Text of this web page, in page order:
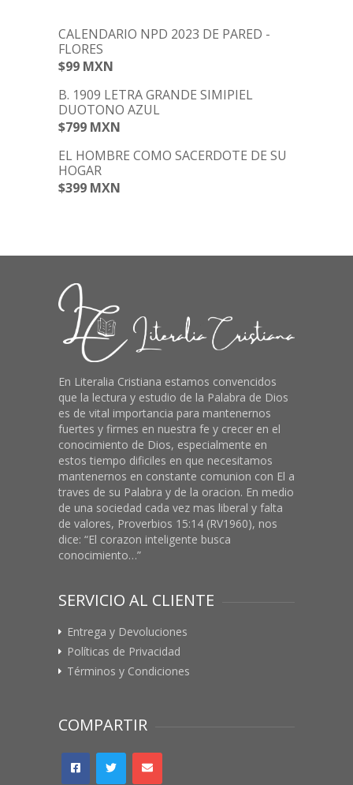
CALENDARIO NPD 2023 DE PARED -
FLORES
$99 MXN
B. 1909 LETRA GRANDE SIMIPIEL
DUOTONO AZUL
$799 MXN
EL HOMBRE COMO SACERDOTE DE SU
HOGAR
$399 MXN
En Literalia Cristiana estamos convencidos
que la lectura y estudio de la Palabra de Dios
es de vital importancia para mantenernos
fuertes y firmes en nuestra fe y crecer en el
conocimiento de Dios, especialmente en
estos tiempo dificiles en que necesitamos
mantenernos en constante comunion con El a
traves de su Palabra y de la oracion. En medio
de una sociedad cada vez mas liberal y falta
de valores, Proverbios 15:14 (RV1960), nos
dice: “El corazon inteligente busca
conocimiento…”
SERVICIO AL CLIENTE
Entrega y Devoluciones
Políticas de Privacidad
Términos y Condiciones
COMPARTIR